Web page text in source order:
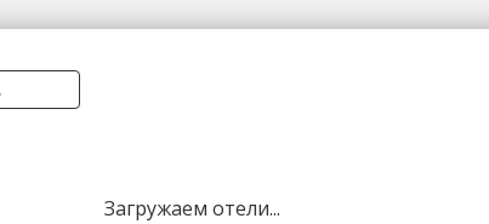
Загружаем отели...